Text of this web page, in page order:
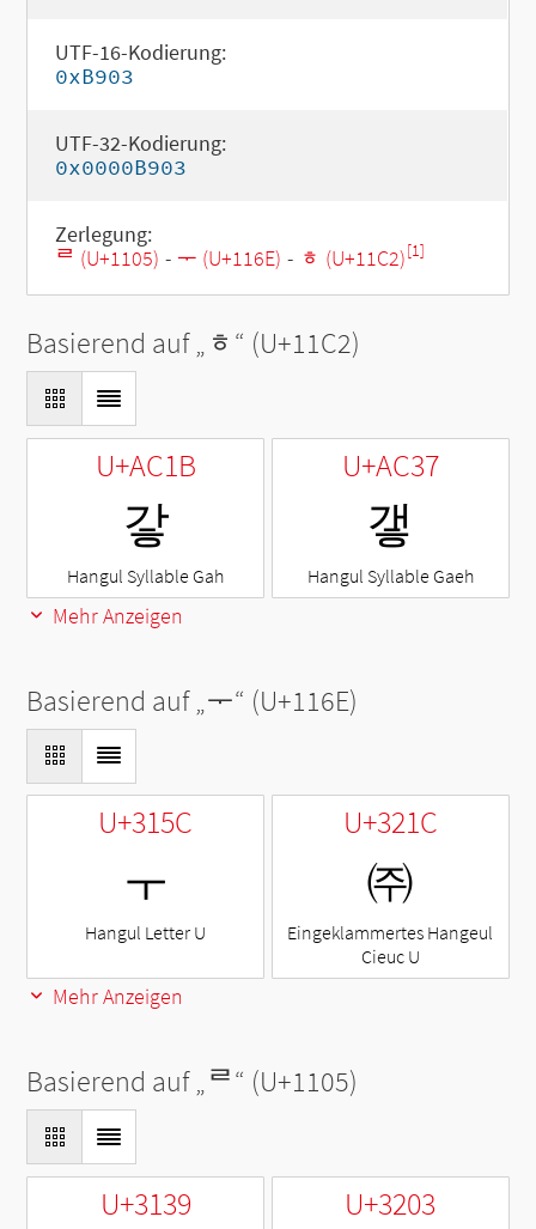
UTF-16-Kodierung:
0xB903
UTF-32-Kodierung:
0x0000B903
Zerlegung:
ᄅ (U+1105) - ᅮ (U+116E) - ᇂ (U+11C2)[1]
Basierend auf „ ᇂ “ (U+11C2)
U+AC1B
갛
Hangul Syllable Gah
U+AC37
갷
Hangul Syllable Gaeh
Mehr Anzeigen
Basierend auf „ᅮ“ (U+116E)
U+315C
ㅜ
Hangul Letter U
U+321C
㈜
Eingeklammertes Hangeul
Cieuc U
Mehr Anzeigen
Basierend auf „ᄅ“ (U+1105)
U+3139 U+3203